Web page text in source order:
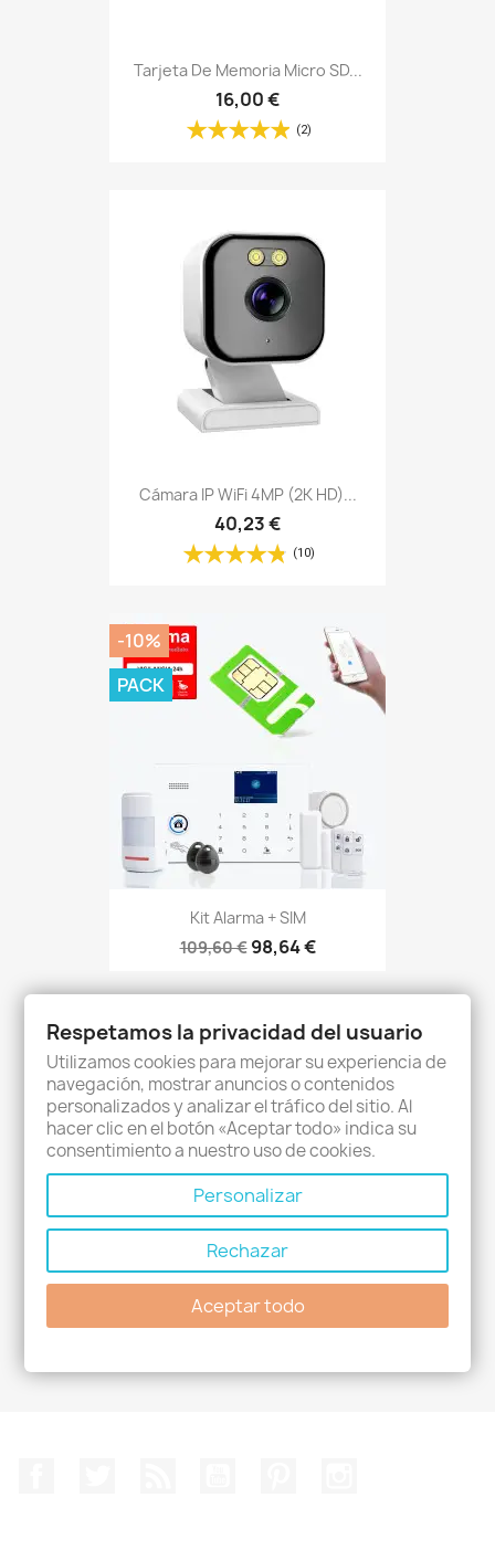
Tarjeta De Memoria Micro SD...
16,00 €
(2)
Cámara IP WiFi 4MP (2K HD)...
40,23 €
(10)
Kit Alarma + SIM
109,60 € 98,64 €
-10%
PACK
Detector De Movimiento PIR...
19,83 €
Respetamos la privacidad del usuario
Utilizamos cookies para mejorar su experiencia de
navegación, mostrar anuncios o contenidos
personalizados y analizar el tráfico del sitio. Al
hacer clic en el botón «Aceptar todo» indica su
consentimiento a nuestro uso de cookies.
Personalizar
Rechazar
Aceptar todo